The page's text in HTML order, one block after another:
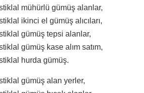
mühürlü gümüş alanlar,
ikinci el gümüş alıcıları,
gümüş tepsi alanlar,
gümüş kase alım satım,
hurda gümüş.
gümüş alan yerler,